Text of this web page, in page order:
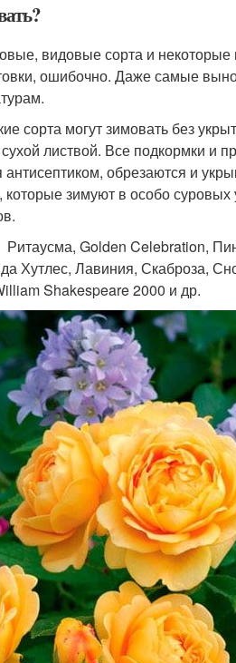
видовые сорта и
ошибочно. Даже самые
сорта могут зимовать без
листвой. Все подкормки и
обрезаются и
зимуют в особо суровых
Golden Celebration,
Хутлес, Лавиния, Скаброза,
Shakespeare 2000 и др.